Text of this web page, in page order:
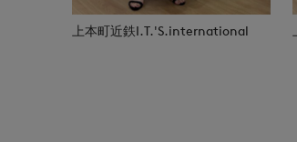
上本町近鉄I.T.'S.international